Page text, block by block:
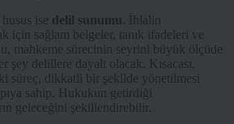
ise delil sunumu
. İhlalin
için sağlam belgeler, tanık ifadeleri ve
mahkeme sürecinin seyrini büyük ölçüde
delillere dayalı olacak. Kısacası,
süreç, dikkatli bir şekilde yönetilmesi
sahip. Hukukun getirdiği
geleceğini şekillendirebilir.